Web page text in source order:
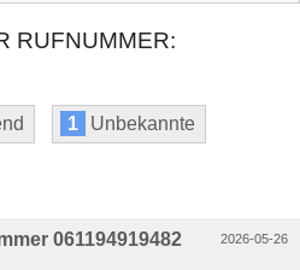
RUFNUMMER:
1 Unbekannte
2026-05-26
061194919482